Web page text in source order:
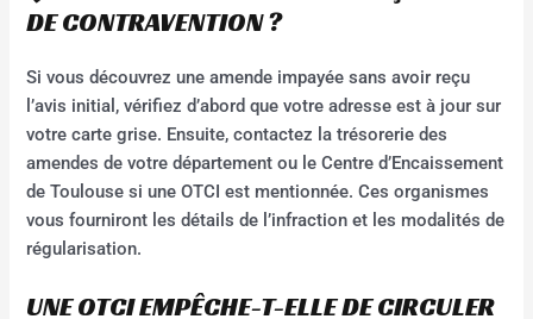
DE CONTRAVENTION ?
Si vous découvrez une amende impayée sans avoir reçu
l’avis initial, vérifiez d’abord que votre adresse est à jour sur
votre carte grise. Ensuite, contactez la trésorerie des
amendes de votre département ou le Centre d’Encaissement
de Toulouse si une OTCI est mentionnée. Ces organismes
vous fourniront les détails de l’infraction et les modalités de
régularisation.
UNE OTCI EMPÊCHE-T-ELLE DE CIRCULER